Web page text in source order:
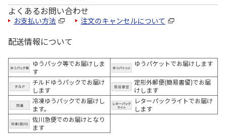
よくあるお問い合わせ
お支払い方法 注文のキャンセルについて
配送情報について
ゆうパック等でお届けしま
す
ゆうパケットでお届けします
チルドゆうパックでお届け
します
定形外郵便(簡易書留)でお届
けします
冷凍ゆうパックでお届けし
ます。
レターパックライトでお届け
します
佐川急便でのお届けとなり
ます